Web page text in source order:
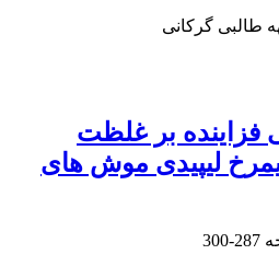
طالبی گرکانی
فزاینده بر غلظت
امنتین-1 و نیمرخ لیپیدی موش های
287-300